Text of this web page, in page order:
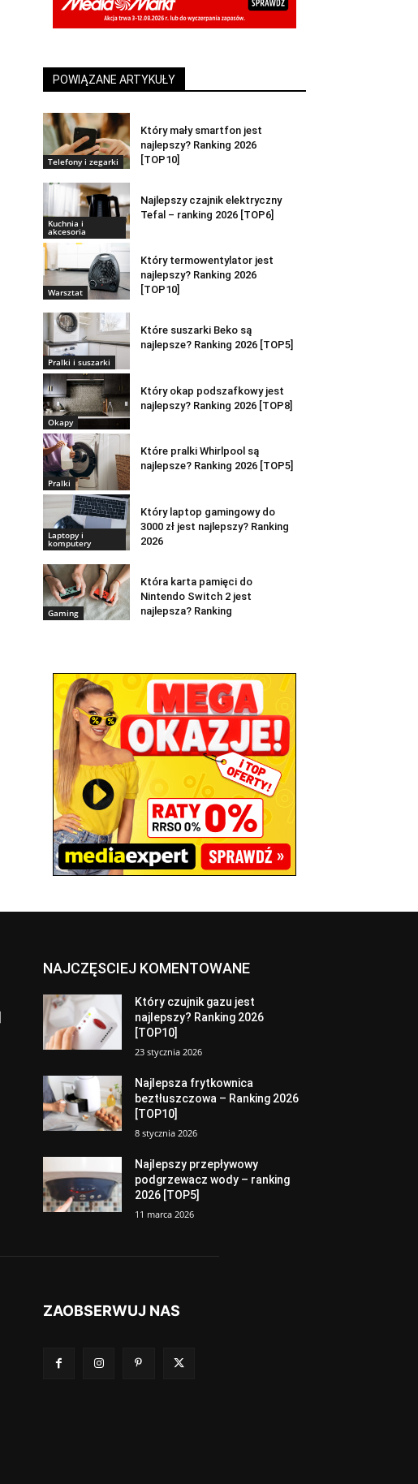
POWIĄZANE ARTYKUŁY
Telefony i zegarki
Który mały smartfon jest
najlepszy? Ranking 2026
[TOP10]
Kuchnia i
akcesoria
Najlepszy czajnik elektryczny
Tefal – ranking 2026 [TOP6]
Warsztat
Który termowentylator jest
najlepszy? Ranking 2026
[TOP10]
Pralki i suszarki
Które suszarki Beko są
najlepsze? Ranking 2026 [TOP5]
Okapy
Który okap podszafkowy jest
najlepszy? Ranking 2026 [TOP8]
Pralki
Które pralki Whirlpool są
najlepsze? Ranking 2026 [TOP5]
Laptopy i
komputery
Który laptop gamingowy do
3000 zł jest najlepszy? Ranking
2026
Gaming
Która karta pamięci do
Nintendo Switch 2 jest
najlepsza? Ranking
NAJCZĘSCIEJ KOMENTOWANE
Który czujnik gazu jest
najlepszy? Ranking 2026
[TOP10]
23 stycznia 2026
Najlepsza frytkownica
beztłuszczowa – Ranking 2026
[TOP10]
8 stycznia 2026
Najlepszy przepływowy
podgrzewacz wody – ranking
2026 [TOP5]
11 marca 2026
ZAOBSERWUJ NAS